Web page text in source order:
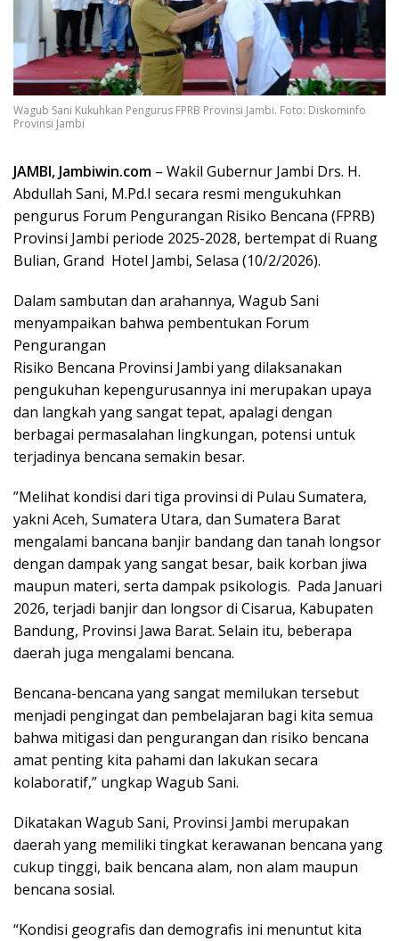
Wagub Sani Kukuhkan Pengurus FPRB Provinsi Jambi. Foto: Diskominfo
Provinsi Jambi
‎JAMBI, Jambiwin.com – Wakil Gubernur Jambi Drs. H.
Abdullah Sani, M.Pd.I secara resmi mengukuhkan
pengurus Forum Pengurangan Risiko Bencana (FPRB)
Provinsi Jambi periode 2025-2028, bertempat di Ruang
Bulian, Grand Hotel Jambi, Selasa (10/2/2026).
Dalam sambutan dan arahannya, ‎Wagub Sani
menyampaikan bahwa pembentukan Forum
Pengurangan
‎Risiko Bencana Provinsi Jambi yang dilaksanakan
pengukuhan kepengurusannya ini merupakan upaya
dan langkah yang sangat tepat, apalagi dengan
berbagai permasalahan lingkungan, potensi untuk
terjadinya bencana semakin besar.
‎”Melihat kondisi dari tiga provinsi di Pulau Sumatera,
yakni Aceh, Sumatera Utara, dan Sumatera Barat
mengalami bancana banjir bandang dan tanah longsor
dengan dampak yang sangat besar, baik korban jiwa
maupun materi, serta dampak psikologis. Pada Januari
2026, terjadi banjir dan longsor di Cisarua, Kabupaten
Bandung, Provinsi Jawa Barat. Selain itu, beberapa
daerah juga mengalami bencana.
Bencana-bencana yang sangat memilukan tersebut
menjadi pengingat dan pembelajaran bagi kita semua
bahwa mitigasi dan pengurangan dan risiko bencana
amat penting kita pahami dan lakukan secara
kolaboratif,” ungkap Wagub Sani.
Dikatakan Wagub Sani, Provinsi Jambi merupakan
daerah yang memiliki tingkat kerawanan bencana yang
cukup tinggi, baik bencana alam, non alam maupun
bencana sosial.
“Kondisi geografis dan demografis ini menuntut kita